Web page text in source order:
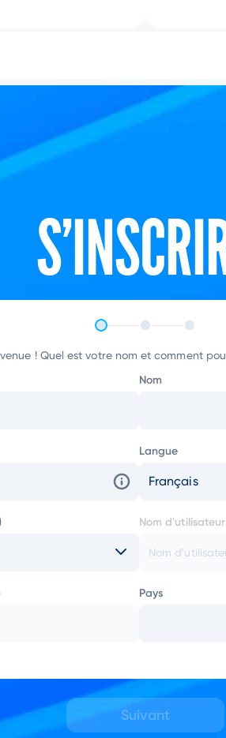
! Quel est votre nom et comment
Nom
Langue
Français
Nom
Pays
Suivant